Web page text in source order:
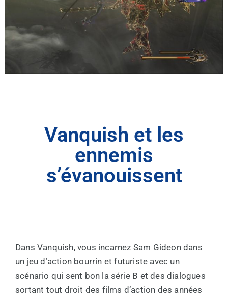
Vanquish et les
ennemis
s’évanouissent
Dans Vanquish, vous incarnez Sam Gideon dans
un jeu d’action bourrin et futuriste avec un
scénario qui sent bon la série B et des dialogues
sortant tout droit des films d’action des années